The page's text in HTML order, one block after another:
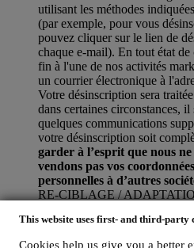
This website uses first- and third-party
Cookies help us give you a better
utilisant les méthodes
(par exemple, pour vous
pouvez cliquer sur le lien de
chaque e-mail). En tout état
fin à l'une de nos activités
un courrier électronique à
Votre désinscription sera
dans certaines circonstances,
quelques communications
votre désinscription soit
garder à l’esprit que nous
vendons pas vos
personnelles à d’autres
RE-CIBLAGE /
souhaitons utiliser vos données